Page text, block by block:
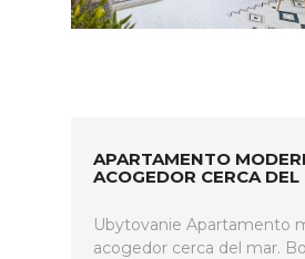
APARTAMENTO
ACOGEDOR CERCA DEL
Ubytovanie Apartamento
acogedor cerca del mar.